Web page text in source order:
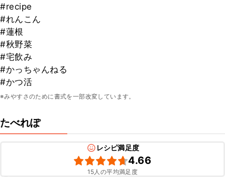
#recipe
#れんこん
#蓮根
#秋野菜
#宅飲み
#かっちゃんねる
#かつ活
※みやすさのために書式を一部改変しています。
たべれぽ
レシピ満足度
4.66
15人の平均満足度